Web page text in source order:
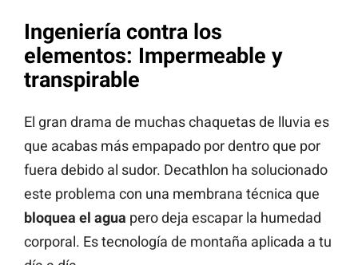
Ingeniería contra los
elementos: Impermeable y
transpirable
El gran drama de muchas chaquetas de lluvia es
que acabas más empapado por dentro que por
fuera debido al sudor. Decathlon ha solucionado
este problema con una membrana técnica que
bloquea el agua pero deja escapar la humedad
corporal. Es tecnología de montaña aplicada a tu